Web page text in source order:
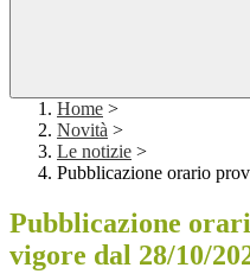
Home >
Novità >
Le notizie >
Pubblicazione orario
Pubblicazione
vigore dal 28/10/